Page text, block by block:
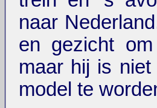
naar
en gezicht
maar hij is
model te